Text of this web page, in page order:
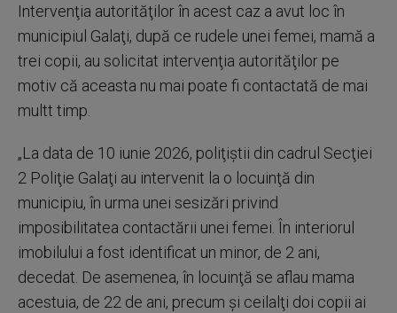
Intervenţia autorităţilor în acest caz a avut loc în
municipiul Galaţi, după ce rudele unei femei, mamă a
trei copii, au solicitat intervenţia autorităţilor pe
motiv că aceasta nu mai poate fi contactată de mai
multt timp.
„La data de 10 iunie 2026, poliţiştii din cadrul Secţiei
2 Poliţie Galaţi au intervenit la o locuinţă din
municipiu, în urma unei sesizări privind
imposibilitatea contactării unei femei. În interiorul
imobilului a fost identificat un minor, de 2 ani,
decedat. De asemenea, în locuinţă se aflau mama
acestuia, de 22 de ani, precum şi ceilalţi doi copii ai